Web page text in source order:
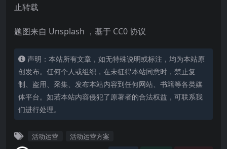
止转载
题图来自 Unsplash ，基于 CC0 协议
声明：本站所有文章，如无特殊说明或标注，均为本站原
创发布。任何个人或组织，在未征得本站同意时，禁止复
制、盗用、采集、发布本站内容到任何网站、书籍等各类媒
体平台。如若本站内容侵犯了原著者的合法权益，可联系我
们进行处理。
活动运营 活动运营方案